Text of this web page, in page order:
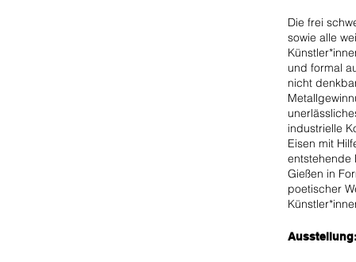
Die frei
sowie alle
und formal
nicht
industrielle
Eisen mit
entstehende
Gießen in
poetischer